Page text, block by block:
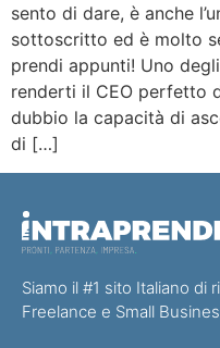
sento di dare, è anche
sottoscritto ed è molto
prendi appunti! Uno
renderti il CEO perfetto
dubbio la capacità di
di […]
Siamo il #1 sito Italiano di
Freelance e Small